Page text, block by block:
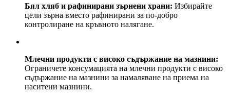
Бял хляб и рафинирани зърнени храни: Избирайте
цели зърна вместо рафинирани за по-добро
контролиране на кръвното налягане.
Млечни продукти с високо съдържание на мазнини:
Ограничете консумацията на млечни продукти с високо
съдържание на мазнини за намаляване на приема на
наситени мазнини.